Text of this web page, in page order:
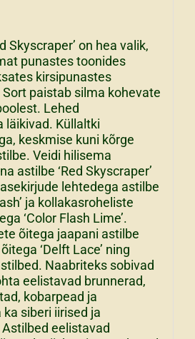
Skyscraper’ on hea valik,
punastes toonides
kirsipunastes
paistab silma kohevate
Lehed
läikivad. Küllaltki
keskmise kuni kõrge
Veidi hilisema
astilbe ‘Red Skyscraper’
lehtedega astilbe
ja kollakasroheliste
‘Color Flash Lime’.
õitega jaapani astilbe
‘Delft Lace’ ning
Naabriteks sobivad
eelistavad brunnerad,
kobarpead ja
siberi iirised ja
eelistavad